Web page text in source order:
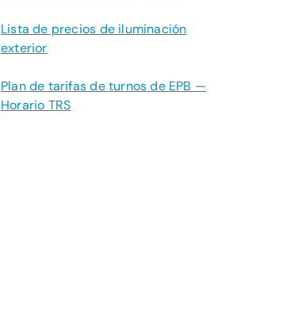
Lista de precios de iluminación
exterior
Plan de tarifas de turnos de EPB —
Horario TRS